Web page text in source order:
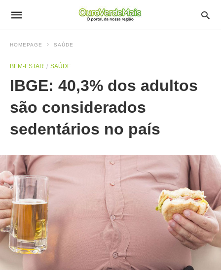
HOMEPAGE SAÚDE
BEM-ESTAR SAÚDE
IBGE: 40,3% dos adultos
são considerados
sedentários no país